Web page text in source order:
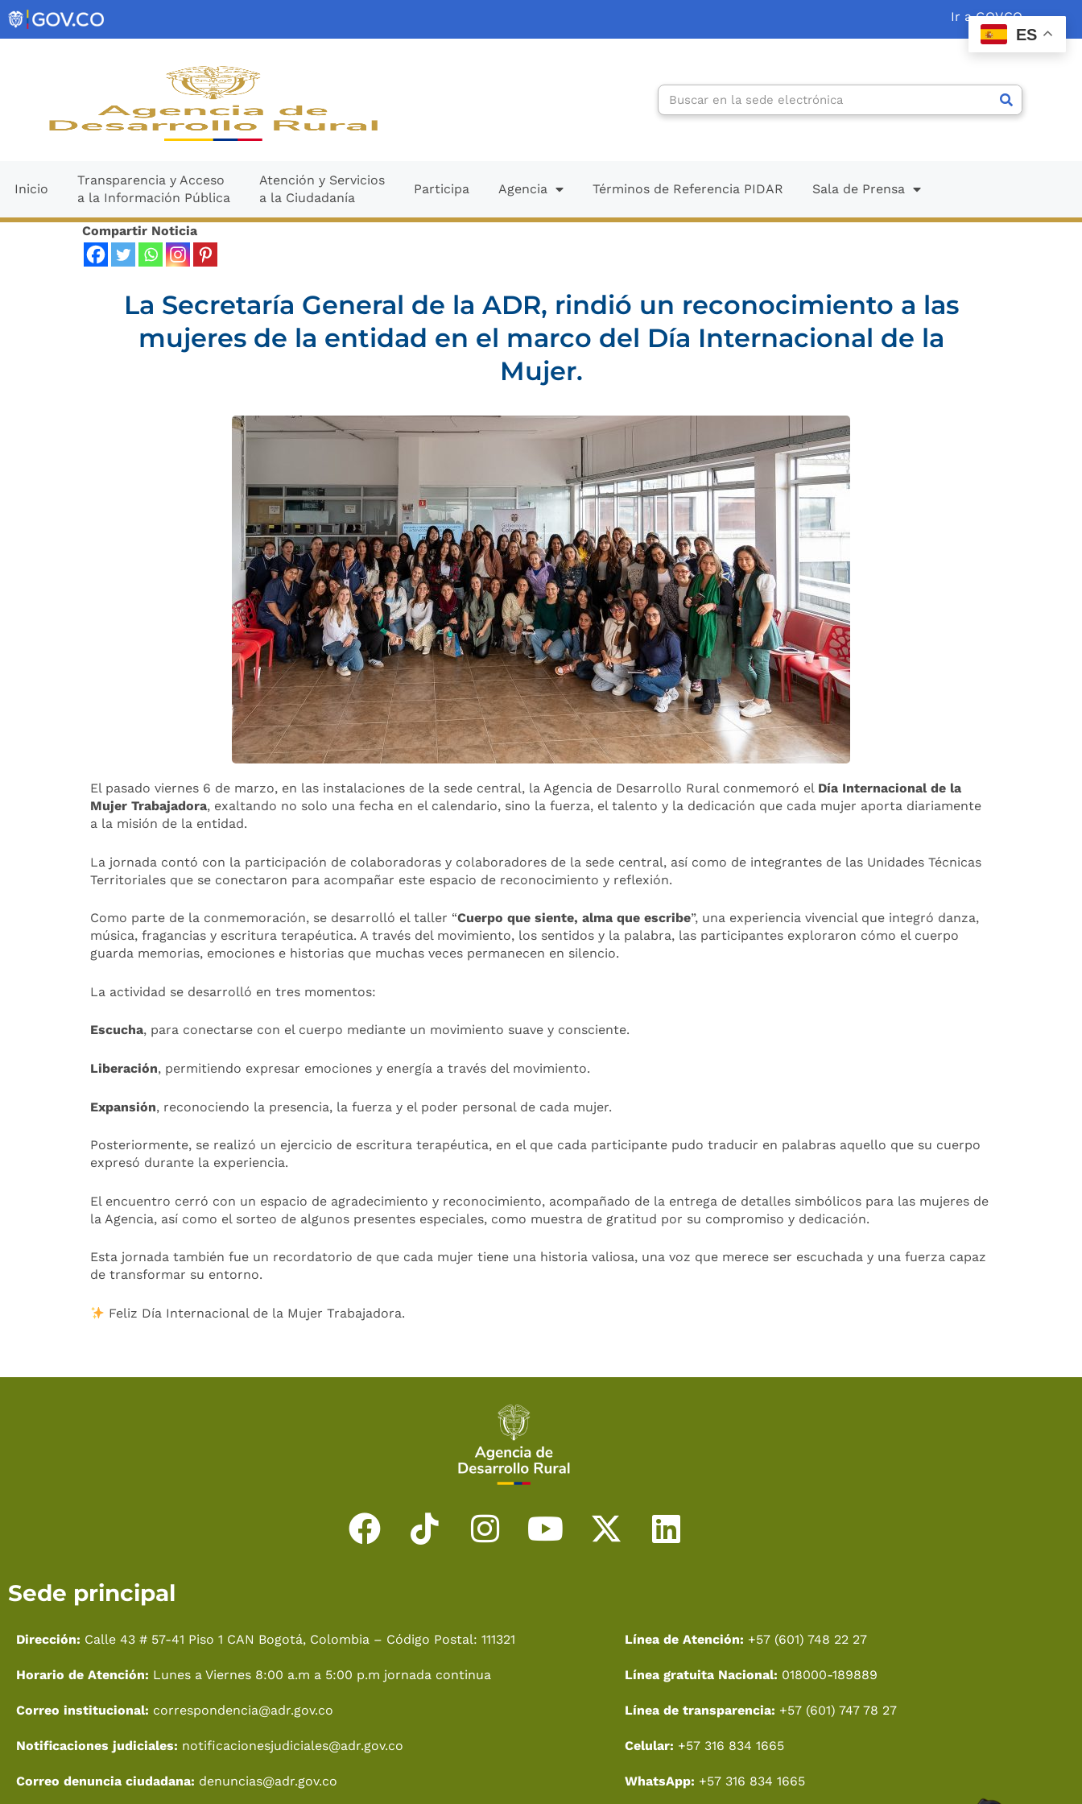
contenido
al
contenido
Ir a GOV.CO
Search
Inicio
Transparencia y Acceso
a la Información Pública
Atención y Servicios
a la Ciudadanía
Participa Agencia Términos de Referencia PIDAR Sala de Prensa
Compartir Noticia
La Secretaría General de la ADR, rindió un reconocimiento a las
mujeres de la entidad en el marco del Día Internacional de la
Mujer.
El pasado viernes 6 de marzo, en las instalaciones de la sede central, la Agencia de Desarrollo Rural conmemoró el Día Internacional de la
Mujer Trabajadora, exaltando no solo una fecha en el calendario, sino la fuerza, el talento y la dedicación que cada mujer aporta diariamente
a la misión de la entidad.
La jornada contó con la participación de colaboradoras y colaboradores de la sede central, así como de integrantes de las Unidades Técnicas
Territoriales que se conectaron para acompañar este espacio de reconocimiento y reflexión.
Como parte de la conmemoración, se desarrolló el taller “Cuerpo que siente, alma que escribe”, una experiencia vivencial que integró danza,
música, fragancias y escritura terapéutica. A través del movimiento, los sentidos y la palabra, las participantes exploraron cómo el cuerpo
guarda memorias, emociones e historias que muchas veces permanecen en silencio.
La actividad se desarrolló en tres momentos:
Escucha, para conectarse con el cuerpo mediante un movimiento suave y consciente.
Liberación, permitiendo expresar emociones y energía a través del movimiento.
Expansión, reconociendo la presencia, la fuerza y el poder personal de cada mujer.
Posteriormente, se realizó un ejercicio de escritura terapéutica, en el que cada participante pudo traducir en palabras aquello que su cuerpo
expresó durante la experiencia.
El encuentro cerró con un espacio de agradecimiento y reconocimiento, acompañado de la entrega de detalles simbólicos para las mujeres de
la Agencia, así como el sorteo de algunos presentes especiales, como muestra de gratitud por su compromiso y dedicación.
Esta jornada también fue un recordatorio de que cada mujer tiene una historia valiosa, una voz que merece ser escuchada y una fuerza capaz
de transformar su entorno.
Feliz Día Internacional de la Mujer Trabajadora.
F
b
o
k
T
o
k
I
a
g
Y
X
L
k
e
d
i
n
Sede principal
Dirección: Calle 43 # 57-41 Piso 1 CAN Bogotá, Colombia – Código Postal: 111321
Horario de Atención: Lunes a Viernes 8:00 a.m a 5:00 p.m jornada continua
Correo institucional: correspondencia@adr.gov.co
Notificaciones judiciales: notificacionesjudiciales@adr.gov.co
Correo denuncia ciudadana: denuncias@adr.gov.co
Línea de Atención: +57 (601) 748 22 27
Línea gratuita Nacional: 018000-189889
Línea de transparencia: +57 (601) 747 78 27
Celular: +57 316 834 1665
WhatsApp: +57 316 834 1665
ES